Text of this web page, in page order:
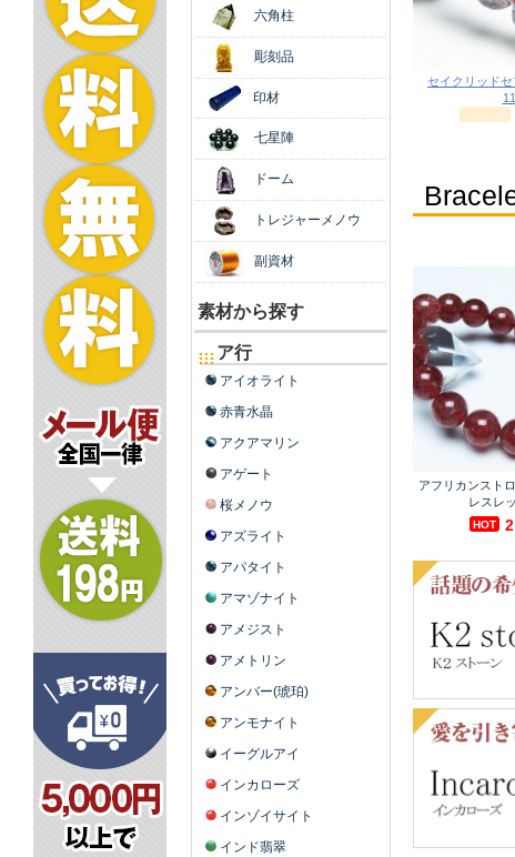
六角柱
彫刻品
印材
七星陣
ドーム
トレジャーメノウ
副資材
素材から探す
ア行
アイオライト
赤青水晶
アクアマリン
アゲート
桜メノウ
アズライト
アパタイト
アマゾナイト
アメジスト
アメトリン
アンバー(琥珀)
アンモナイト
イーグルアイ
インカローズ
インゾイサイト
インド翡翠